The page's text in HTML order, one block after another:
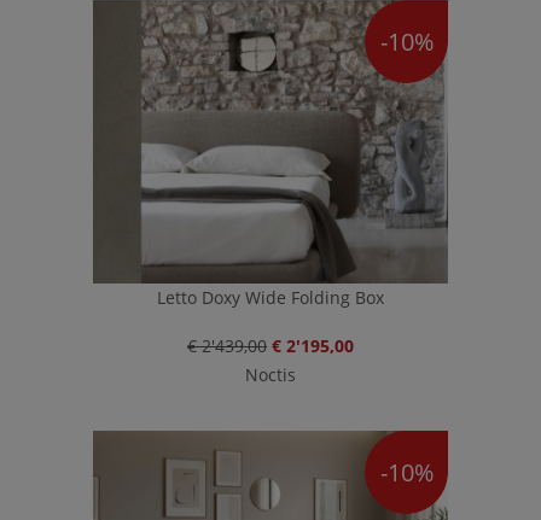
-10%
Letto Doxy Wide Folding Box
€ 2'439,00 € 2'195,00
Noctis
-10%